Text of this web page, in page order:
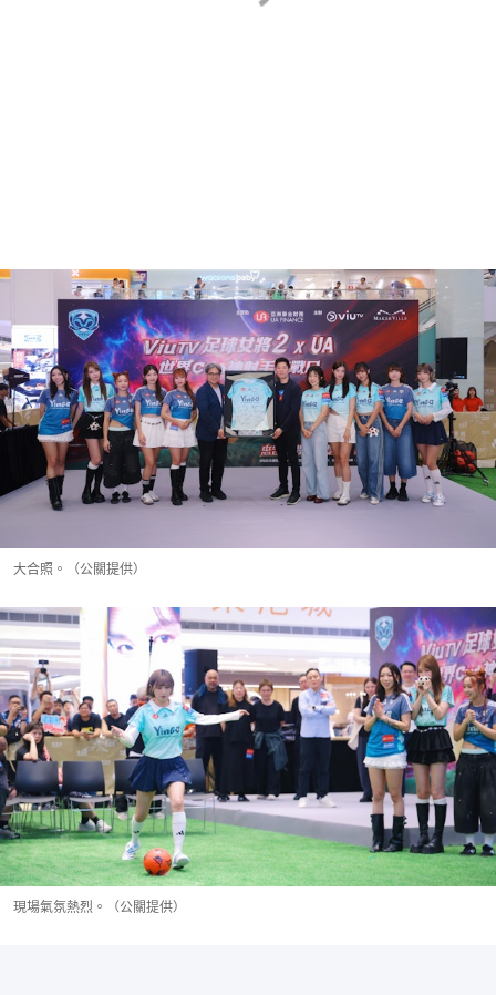
大合照。（公關提供）
現場氣氛熱烈。（公關提供）